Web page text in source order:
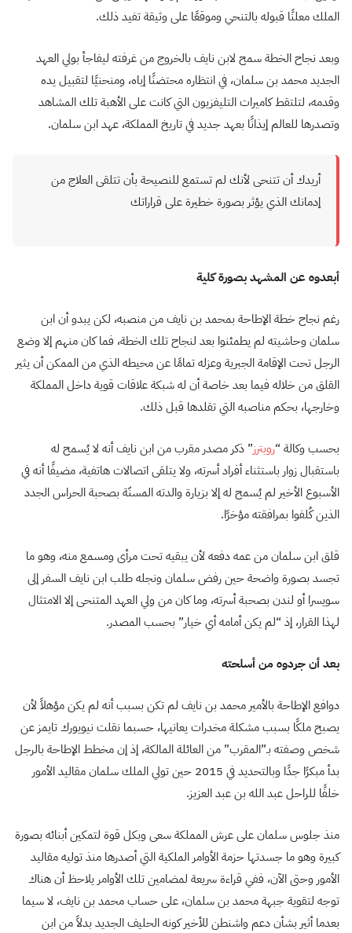
الملك معلنًا قبوله بالتنحي وموقعًا على وثيقة تفيد ذلك.
وبعد نجاح الخطة سمح لابن نايف بالخروج من غرفته ليفاجأ بولي العهد
الجديد محمد بن سلمان، في انتظاره محتضنًا إياه، ومنحنيًا لتقبيل يده
وقدمه، لتلتقط كاميرات التليفزيون التي كانت على الأهبة تلك المشاهد
وتصدرها للعالم إيذانًا بعهد جديد في تاريخ المملكة، عهد ابن سلمان.
أريدك أن تتنحى لأنك لم تستمع للنصيحة بأن تتلقى العلاج من
إدمانك الذي يؤثر بصورة خطيرة على قراراتك
أبعدوه عن المشهد بصورة كلية
رغم نجاح خطة الإطاحة بمحمد بن نايف من منصبه، لكن يبدو أن ابن
سلمان وحاشيته لم يطمئنوا بعد لنجاح تلك الخطة، فما كان منهم إلا وضع
الرجل تحت الإقامة الجبرية وعزله تمامًا عن محيطه الذي من الممكن أن يثير
القلق من خلاله فيما بعد خاصة أن له شبكة علاقات قوية داخل المملكة
وخارجها، بحكم مناصبه التي تقلدها قبل ذلك.
بحسب وكالة “رويترز” ذكر مصدر مقرب من ابن نايف أنه لا يُسمح له
باستقبال زوار باستثناء أفراد أسرته، ولا يتلقى اتصالات هاتفية، مضيفًا أنه في
الأسبوع الأخير لم يُسمح له إلا بزيارة والدته المسنّة بصحبة الحراس الجدد
الذين كُلفوا بمرافقته مؤخرًا.
قلق ابن سلمان من عمه دفعه لأن يبقيه تحت مرأى ومسمع منه، وهو ما
تجسد بصورة واضحة حين رفض سلمان ونجله طلب ابن نايف السفر إلى
سويسرا أو لندن بصحبة أسرته، وما كان من ولي العهد المتنحى إلا الامتثال
لهذا القرار، إذ “لم يكن أمامه أي خيار” بحسب المصدر.
بعد أن جردوه من أسلحته
دوافع الإطاحة بالأمير محمد بن نايف لم تكن بسبب أنه لم يكن مؤهلاً لأن
يصبح ملكًا بسبب مشكلة مخدرات يعانيها، حسبما نقلت نيويورك تايمز عن
شخص وصفته بـ”المقرب” من العائلة المالكة، إذ إن مخطط الإطاحة بالرجل
بدأ مبكرًا جدًا وبالتحديد في 2015 حين تولي الملك سلمان مقاليد الأمور
خلفًا للراحل عبد الله بن عبد العزيز.
منذ جلوس سلمان على عرش المملكة سعى وبكل قوة لتمكين أبنائه بصورة
كبيرة وهو ما جسدتها حزمة الأوامر الملكية التي أصدرها منذ توليه مقاليد
الأمور وحتى الآن، ففي قراءة سريعة لمضامين تلك الأوامر يلاحظ أن هناك
توجه لتقوية جبهة محمد بن سلمان، على حساب محمد بن نايف، لا سيما
بعدما أثير بشأن دعم واشنطن للأخير كونه الحليف الجديد بدلاً من ابن